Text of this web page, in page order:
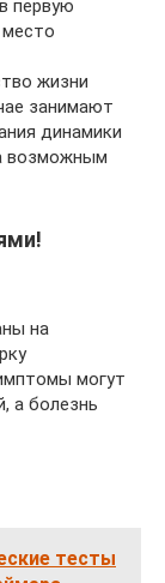
первую
жизни
занимают
динамики
возможным
на
могут
а болезнь
тесты